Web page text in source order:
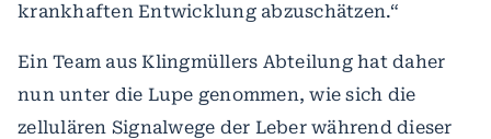
krankhaften Entwicklung abzuschätzen.“
Ein Team aus Klingmüllers Abteilung hat daher
nun unter die Lupe genommen, wie sich die
zellulären Signalwege der Leber während dieser